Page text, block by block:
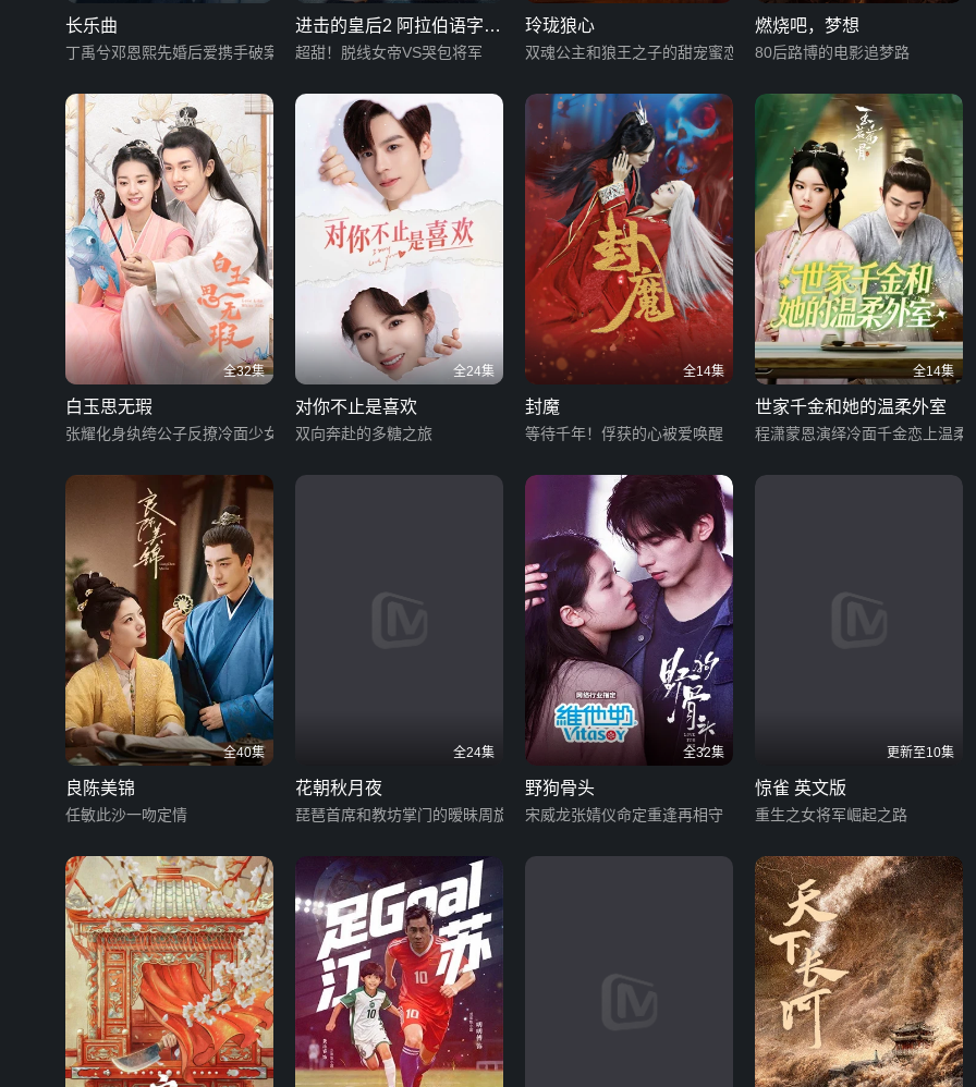
长乐曲
丁禹兮邓恩熙先婚后爱携手破案
进击的皇后2 阿拉伯语字幕
版
超甜！脱线女帝VS哭包将军
玲珑狼心
双魂公主和狼王之子的甜宠蜜恋
燃烧吧，梦想
80后路博的电影追梦路
全32集
白玉思无瑕
张耀化身纨绔公子反撩冷面少女
全24集
对你不止是喜欢
双向奔赴的多糖之旅
全14集
封魔
等待千年！俘获的心被爱唤醒
全14集
世家千金和她的温柔外室
程潇蒙恩演绎冷面千金恋上温柔
全40集
良陈美锦
任敏此沙一吻定情
全24集
花朝秋月夜
琵琶首席和教坊掌门的暧昧周旋
全32集
野狗骨头
宋威龙张婧仪命定重逢再相守
更新至10集
惊雀 英文版
重生之女将军崛起之路